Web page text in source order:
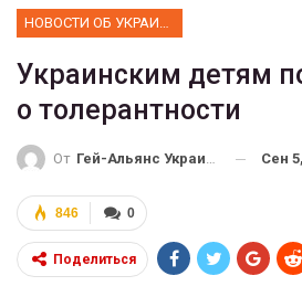
Украинским детям
о толерантности
От Гей-Альянс Украина Сен
0
846
Поделиться